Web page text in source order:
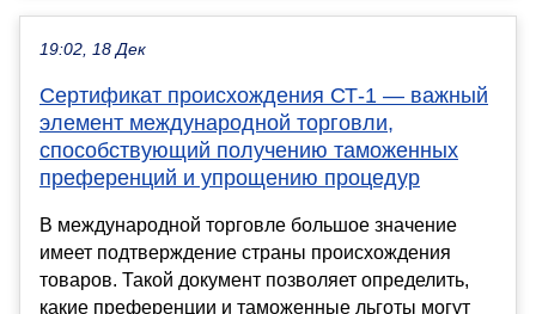
19:02, 18 Дек
Сертификат происхождения СТ-1 — важный
элемент международной торговли,
способствующий получению таможенных
преференций и упрощению процедур
В международной торговле большое значение
имеет подтверждение страны происхождения
товаров. Такой документ позволяет определить,
какие преференции и таможенные льготы могут